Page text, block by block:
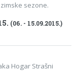
sezone.
(06. - 15.09.2015.)
Hogar Strašni